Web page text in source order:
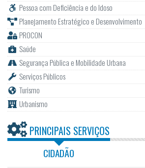
Pessoa com Deficiência e do Idoso
Planejamento Estratégico e Desenvolvimento
PROCON
Saúde
Segurança Pública e Mobilidade Urbana
Serviços Públicos
Turismo
Urbanismo
PRINCIPAIS SERVIÇOS
CIDADÃO